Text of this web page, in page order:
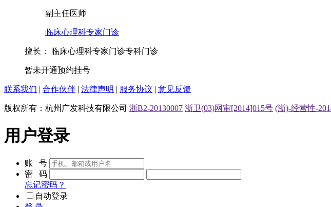
副主任医师
临床心理科专家门诊
擅长： 临床心理科专家门诊专科门诊
暂未开通预约挂号
联系我们 | 合作伙伴 | 法律声明 | 服务协议 | 意见反馈
版权所有：杭州广发科技有限公司 浙B2-20130007 浙卫(03)网审[2014]015号 (浙)-经营性-
用户登录
账 号
密 码
忘记密码？
自动登录